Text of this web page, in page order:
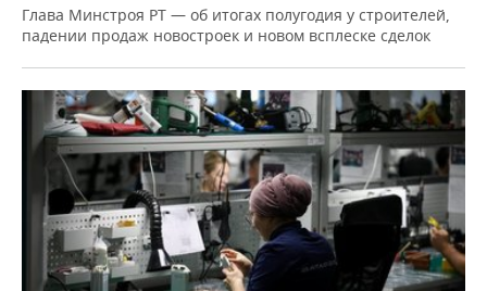
Глава Минстроя РТ — об итогах полугодия у строителей,
падении продаж новостроек и новом всплеске сделок